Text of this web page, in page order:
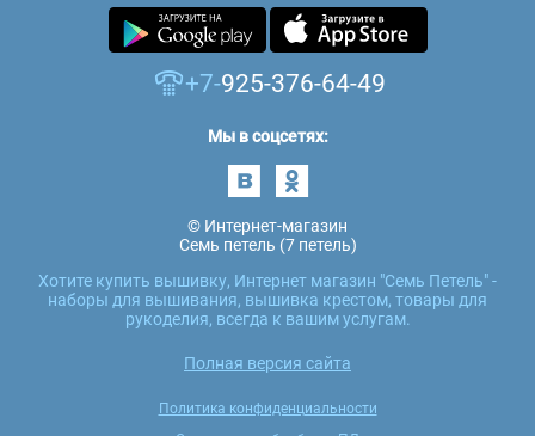
+7-925-376-64-49
Мы в соцсетях:
© Интернет-магазин
Семь петель (7 петель)
Хотите купить вышивку, Интернет магазин "Семь Петель" -
наборы для вышивания, вышивка крестом, товары для
рукоделия, всегда к вашим услугам.
Полная версия сайта
Политика конфиденциальности